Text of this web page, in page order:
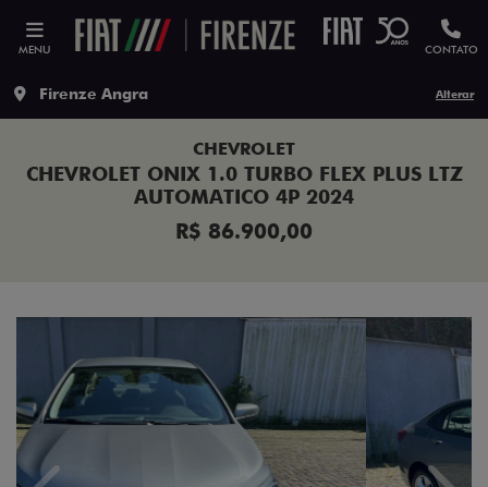
MENU CONTATO
Firenze Angra Alterar
CHEVROLET
CHEVROLET ONIX 1.0 TURBO FLEX PLUS LTZ
AUTOMATICO 4P 2024
R$ 86.900,00